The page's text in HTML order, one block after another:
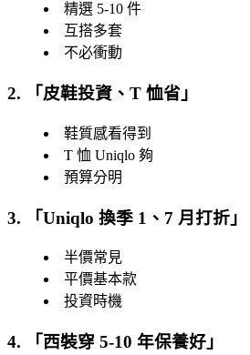
精選 5-10 件
互搭多套
不必衝動
2. 「 皮鞋投資、T 恤省 」
鞋質感看得到
T 恤 Uniqlo 夠
預算分明
3. 「Uniqlo 換季 1、7 月打折 」
半價常見
平價基本款
投資時機
4. 「 西裝穿 5-10 年保養好 」